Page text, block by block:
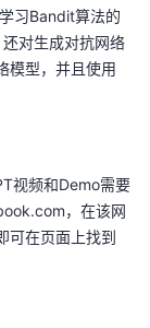
习Bandit算法的
对生成对抗网络
模型，并且使用
视频和Demo需要
，在该网
可在页面上找到